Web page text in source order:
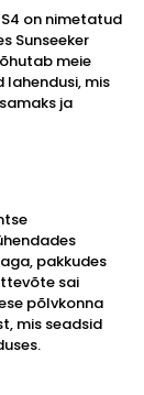
on nimetatud
Sunseeker
meie
mis
ja
pakkudes
sai
põlvkonna
mis seadsid